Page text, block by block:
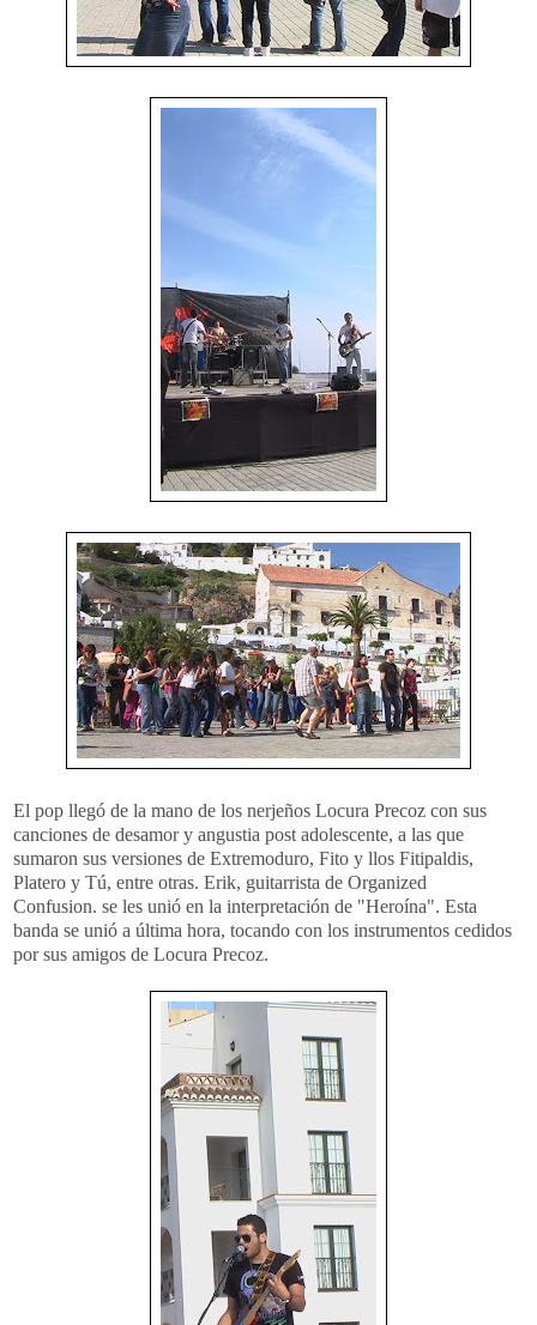
El pop llegó de la mano de los nerjeños Locura Precoz con sus
canciones de desamor y angustia post adolescente, a las que
sumaron sus versiones de Extremoduro, Fito y llos Fitipaldis,
Platero y Tú, entre otras. Erik, guitarrista de Organized
Confusion. se les unió en la interpretación de "Heroína". Esta
banda se unió a última hora, tocando con los instrumentos cedidos
por sus amigos de Locura Precoz.